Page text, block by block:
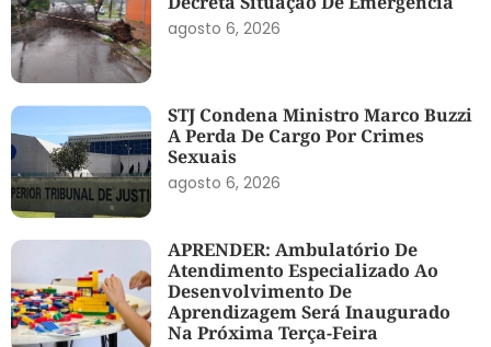
agosto 6, 2026
STJ Condena Ministro Marco Buzzi
A Perda De Cargo Por Crimes
Sexuais
agosto 6, 2026
APRENDER: Ambulatório De
Atendimento Especializado Ao
Desenvolvimento De
Aprendizagem Será Inaugurado
Na Próxima Terça-Feira